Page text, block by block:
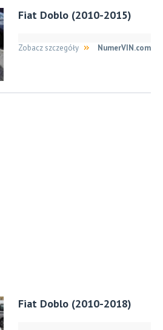
Fiat Doblo (2010-2015)
NumerVIN.com
Zobacz szczegóły
Fiat Doblo (2010-2018)